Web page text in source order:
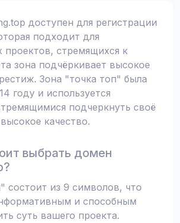
доступен для регистрации
подходит для
проектов, стремящихся к
зона подчёркивает высокое
Зона "точка топ" была
году и используется
подчеркнуть своё
качество.
выбрать домен
состоит из 9 символов, что
и способным
суть вашего проекта.